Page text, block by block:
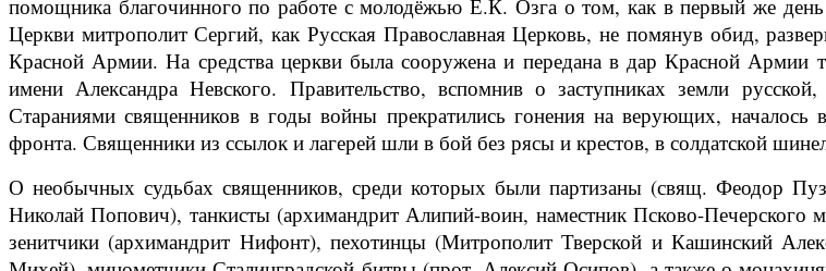
помощника благочинного по работе с молодёжью Е.К. Озга о том, как в первый же день
Церкви митрополит Сергий, как Русская Православная Церковь, не помянув обид,
Красной Армии. На средства церкви была сооружена и передана в дар Красной Армии
имени Александра Невского. Правительство, вспомнив о заступниках земли
Стараниями священников в годы войны прекратились гонения на верующих,
фронта. Священники из ссылок и лагерей шли в бой без рясы и крестов, в солдатской
О необычных судьбах священников, среди которых были партизаны (свящ. Феодор
Николай Попович), танкисты (архимандрит Алипий-воин, наместник Псково-Печерского
зенитчики (архимандрит Нифонт), пехотинцы (Митрополит Тверской и Кашинский